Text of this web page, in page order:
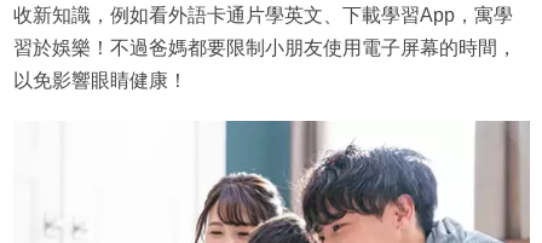
收新知識，例如看外語卡通片學英文、下載學習App，寓學
習於娛樂！不過爸媽都要限制小朋友使用電子屏幕的時間，
以免影響眼睛健康！